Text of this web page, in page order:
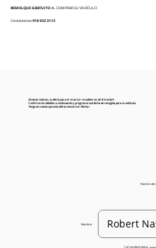
REMOLQUE GRATUITOAL COMPRAR SU VEHÍCULO
Contáctenos:916 932 3113
¡Buenas noticias, tu oferta para el <marca> <modelo> es de $<monto>!
Confirme los detalles a continuación y programe una fecha de recogida para su vehículo.
Tenga en cuenta que esta oferta vencerá el <fecha>.
Número de
Nombre:
Correo electrónico: